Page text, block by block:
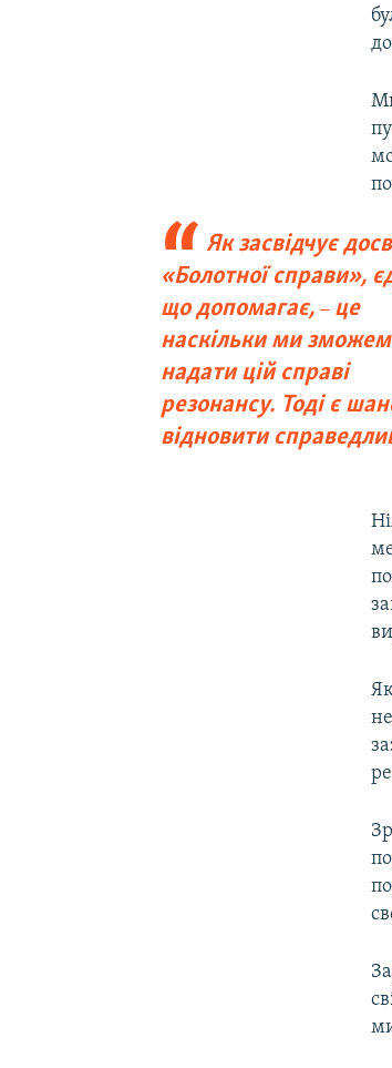
Як засвідчує
«Болотної справи»,
що допомагає, –це
наскільки ми
надати цій справі
резонансу. Тоді є
відновити